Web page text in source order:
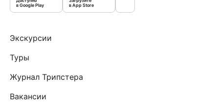
в Google Play
в App Store
Экскурсии
Туры
Журнал Трипстера
Вакансии